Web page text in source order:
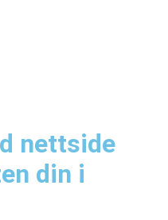
nettside
din i